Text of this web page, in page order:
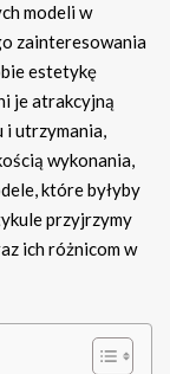
modeli w
zainteresowania
estetykę
je atrakcyjną
i utrzymania,
wykonania,
które byłyby
przyjrzymy
ich różnicom w